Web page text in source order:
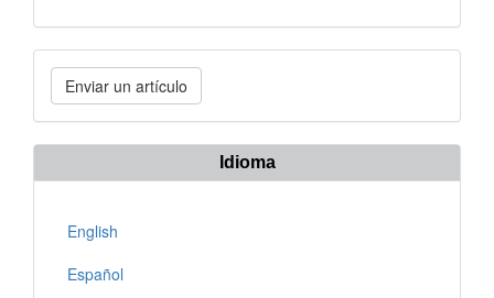
Enviar
un
artículo
Enviar un artículo
Idioma
English
Español